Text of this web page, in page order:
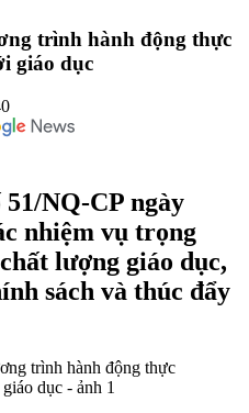
trình hành động thực
giáo dục
NQ-CP ngày
nhiệm vụ trọng
lượng giáo dục,
sách và thúc đẩy